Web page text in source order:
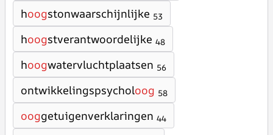
hoogstonwaarschijnlijke 53
hoogstverantwoordelijke 48
hoogwatervluchtplaatsen 56
ontwikkelingspsycholoog 58
ooggetuigenverklaringen 44